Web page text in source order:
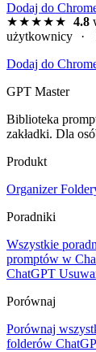
Dodaj do
★★★★★ 4.8
użytkownicy
·
Dodaj do
GPT Master
Biblioteka
zakładki. Dla
Produkt
Organizer
Poradniki
Wszystkie
promptów w
ChatGPT
Porównaj
Porównaj
folderów